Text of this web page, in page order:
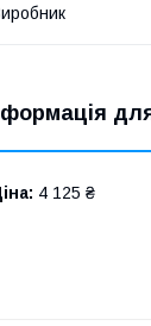
4 125 ₴